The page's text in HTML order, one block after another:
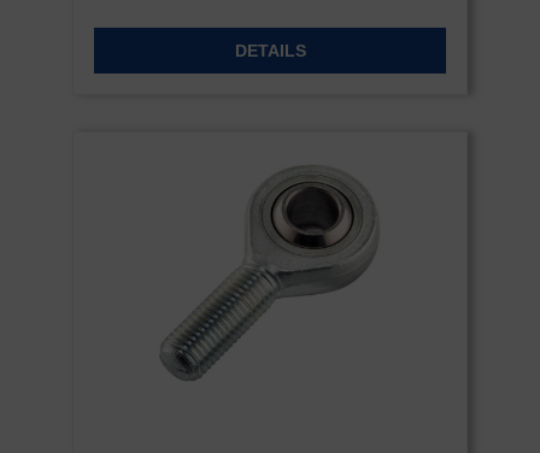
DETAILS